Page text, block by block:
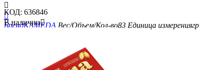


БрендKAMEDA Вес/Объем/Кол-во83 Единица измерениягр
КОД: 636846
В наличии